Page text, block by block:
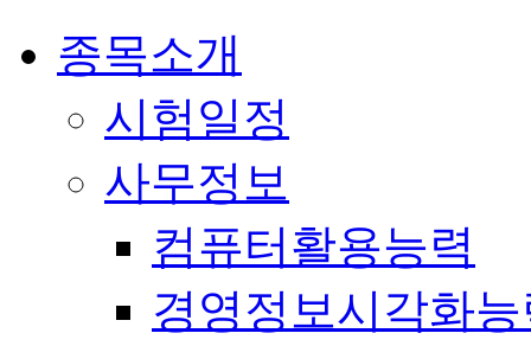
종목소개
시험일정
사무정보
컴퓨터활용능력
경영정보시각화